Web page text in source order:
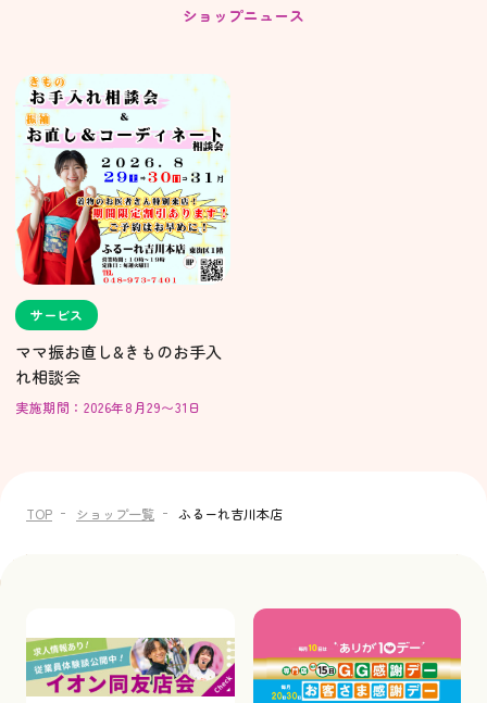
ショップニュース
サービス
ママ振お直し&きものお手入
れ相談会
実施期間：2026年8月29〜31日
TOP ショップ一覧 ふるーれ吉川本店